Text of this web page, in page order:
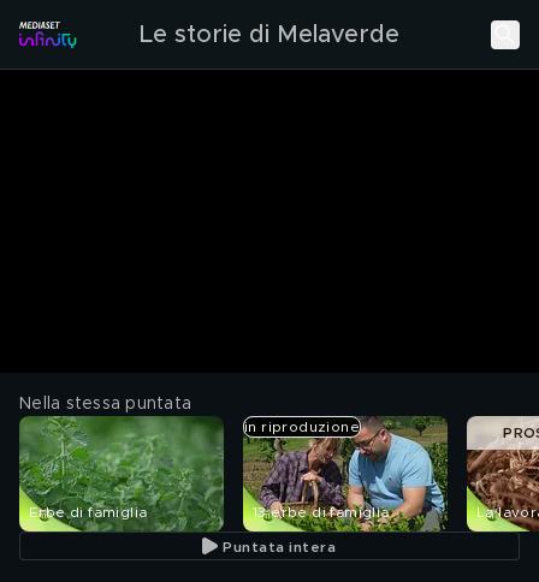
Le storie di Melaverde
Nella stessa puntata
Erbe di famiglia
in riproduzione
13 erbe di famiglia La
Puntata intera